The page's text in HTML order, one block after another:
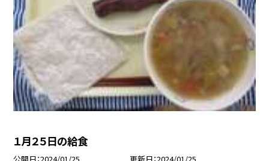
１月２５日の給食